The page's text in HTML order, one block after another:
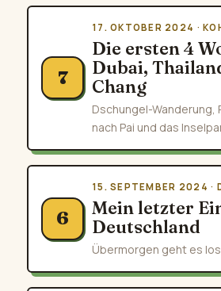
7
17. OKTOBER 2024 ·
Die ersten 4
Dubai,
Chang
Dschungel-Wanderung,
nach Pai und das
6
15. SEPTEMBER 2024 ·
Mein letzter
Deutschland
Übermorgen geht es